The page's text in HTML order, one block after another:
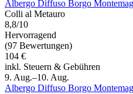
Albergo Diffuso Borgo
Colli al Metauro
8,8/10
Hervorragend
(97 Bewertungen)
104 €
inkl. Steuern & Gebühren
9. Aug.–10. Aug.
Albergo Diffuso Borgo